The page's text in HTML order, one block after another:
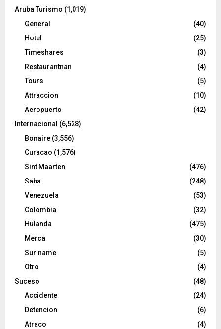
Aruba Turismo (1,019)
General
(40)
Hotel
(25)
Timeshares
(3)
Restaurantnan
(4)
Tours
(5)
Attraccion
(10)
Aeropuerto
(42)
Internacional (6,528)
Bonaire (3,556)
Curacao (1,576)
Sint Maarten
(476)
Saba
(248)
Venezuela
(53)
Colombia
(32)
Hulanda
(475)
Merca
(30)
Suriname
(5)
Otro
(4)
Suceso
(48)
Accidente
(24)
Detencion
(6)
Atraco
(4)